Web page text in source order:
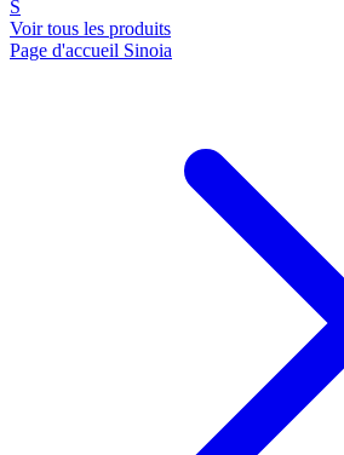
S
Voir tous les produits
Page d'accueil Sinoia